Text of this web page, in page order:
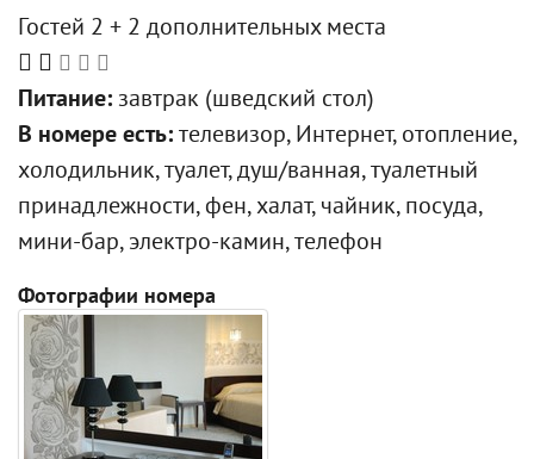
Гостей 2 + 2 дополнительных места
Питание: завтрак (шведский стол)
В номере есть: телевизор, Интернет, отопление,
холодильник, туалет, душ/ванная, туалетный
принадлежности, фен, халат, чайник, посуда,
мини-бар, электро-камин, телефон
Фотографии номера